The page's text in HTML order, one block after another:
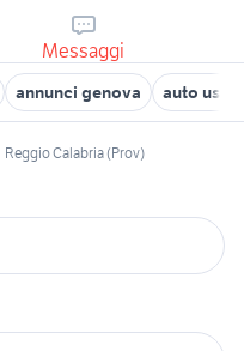
Messaggi
annunci genova auto
Reggio Calabria (Prov)